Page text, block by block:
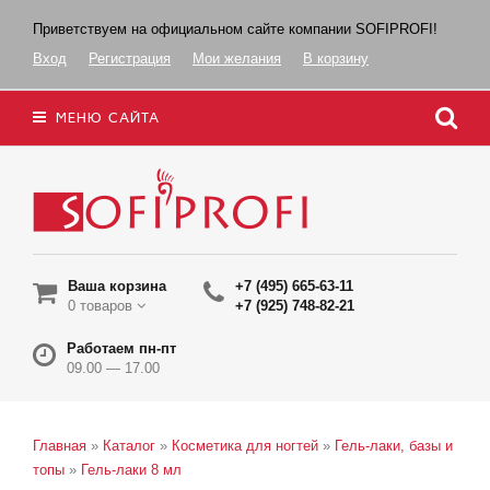
Приветствуем на официальном сайте компании SOFIPROFI!
Вход
Регистрация Мои желания В корзину
МЕНЮ САЙТА
Ваша корзина
0 товаров
+7 (495) 665-63-11
+7 (925) 748-82-21
Работаем пн-пт
09.00 — 17.00
Главная » Каталог » Косметика для ногтей » Гель-лаки, базы и
топы » Гель-лаки 8 мл